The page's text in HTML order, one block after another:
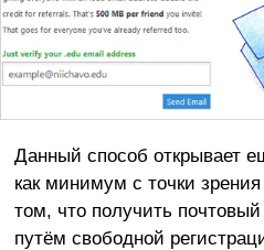
Данный способ открывает
как минимум с точки
том, что получить
путём свободной